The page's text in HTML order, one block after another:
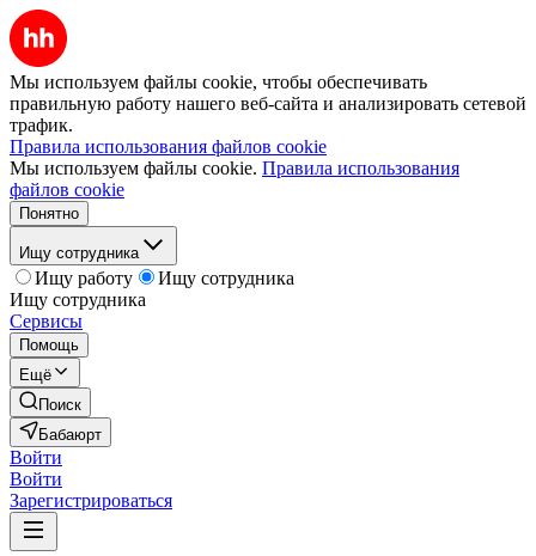
Мы используем файлы cookie, чтобы обеспечивать
правильную работу нашего веб-сайта и анализировать сетевой
трафик.
Правила использования файлов cookie
Мы используем файлы cookie. Правила использования
файлов cookie
Понятно
Ищу сотрудника
Ищу работу
Ищу сотрудника
Ищу сотрудника
Сервисы
Помощь
Ещё
Поиск
Бабаюрт
Войти
Войти
Зарегистрироваться